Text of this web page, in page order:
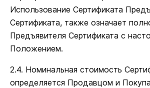
Использование Сертификата
Сертификата, также означает
Предъявителя Сертификата с
Положением.
2.4. Номинальная стоимость
определяется Продавцом и